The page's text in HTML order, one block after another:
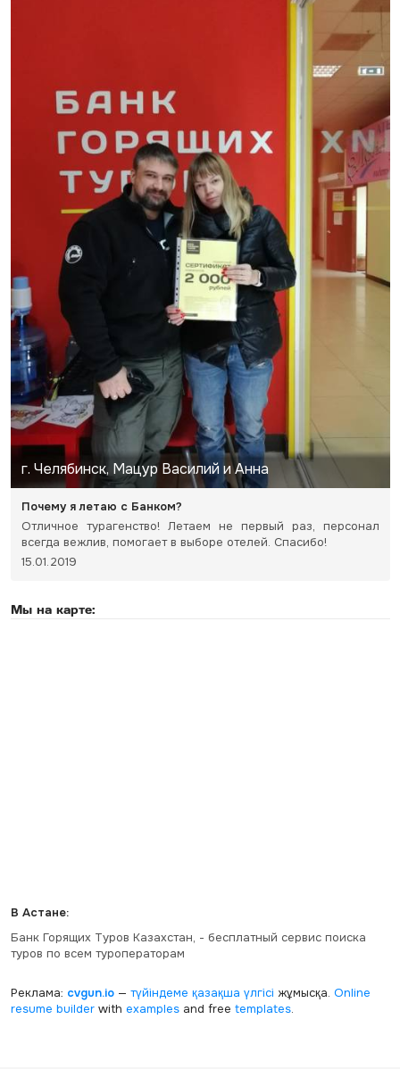
г. Челябинск, Мацур Василий и Анна
Почему я летаю с Банком?
Отличное турагенство! Летаем не первый раз, персонал
всегда вежлив, помогает в выборе отелей. Спасибо!
15.01.2019
Мы на карте:
В Астане:
Банк Горящих Туров Казахстан, - бесплатный сервис поиска
туров по всем туроператорам
Реклама: cvgun.io— түйіндеме қазақша үлгісі жұмысқа. Online
resume builderwith examplesand free templates.